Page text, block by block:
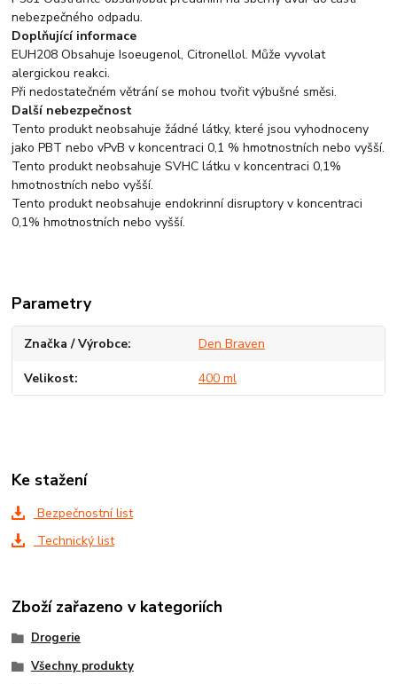
nebezpečného odpadu.
Doplňující informace
EUH208 Obsahuje Isoeugenol, Citronellol. Může vyvolat
alergickou reakci.
Při nedostatečném větrání se mohou tvořit výbušné směsi.
Další nebezpečnost
Tento produkt neobsahuje žádné látky, které jsou vyhodnoceny
jako PBT nebo vPvB v koncentraci 0,1 % hmotnostních nebo vyšší.
Tento produkt neobsahuje SVHC látku v koncentraci 0,1%
hmotnostních nebo vyšší.
Tento produkt neobsahuje endokrinní disruptory v koncentraci
0,1% hmotnostních nebo vyšší.
Parametry
Značka / Výrobce Den Braven
Velikost 400 ml
Ke stažení
Bezpečnostní list
Technický list
Zboží zařazeno v kategoriích
Drogerie
Všechny produkty